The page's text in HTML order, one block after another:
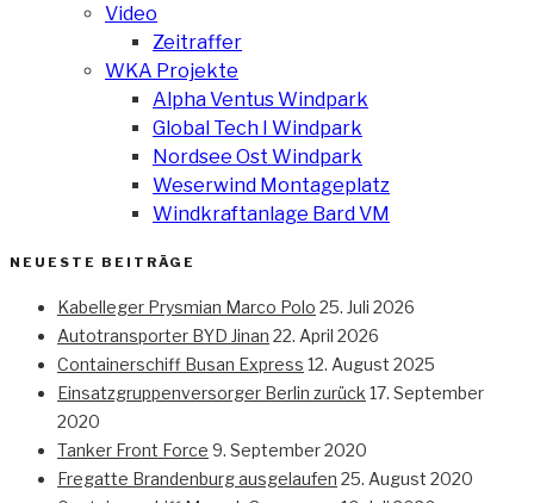
Video
Zeitraffer
WKA Projekte
Alpha Ventus Windpark
Global Tech I Windpark
Nordsee Ost Windpark
Weserwind Montageplatz
Windkraftanlage Bard VM
NEUESTE BEITRÄGE
Kabelleger Prysmian Marco Polo 25. Juli 2026
Autotransporter BYD Jinan 22. April 2026
Containerschiff Busan Express 12. August 2025
Einsatzgruppenversorger Berlin zurück 17. September
2020
Tanker Front Force 9. September 2020
Fregatte Brandenburg ausgelaufen 25. August 2020